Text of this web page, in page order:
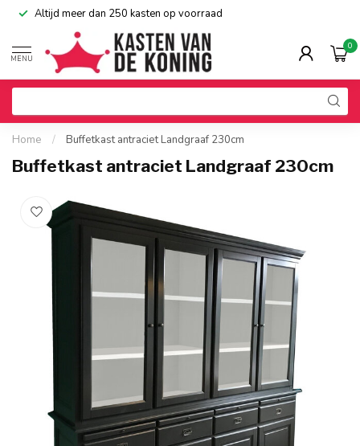
Altijd meer dan 250 kasten op voorraad
MENU
0
Home / Buffetkast antraciet Landgraaf 230cm
Buffetkast antraciet Landgraaf 230cm